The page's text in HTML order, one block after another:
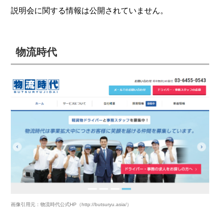
説明会に関する情報は公開されていません。
物流時代
画像引用元：物流時代公式HP（http://butsuryu.asia/）